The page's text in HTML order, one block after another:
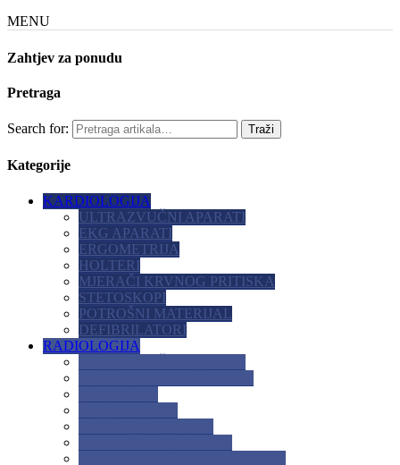
MENU
Zahtjev za ponudu
Pretraga
Search for:
Kategorije
KARDIOLOGIJA
ULTRAZVUČNI APARATI
EKG APARATI
ERGOMETRIJA
HOLTERI
MJERAČI KRVNOG PRITISKA
STETOSKOPI
POTROŠNI MATERIJAL
DEFIBRILATORI
RADIOLOGIJA